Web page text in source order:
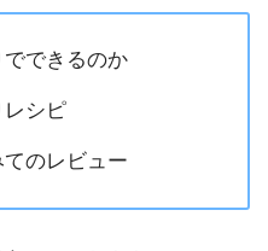
できるのか
レシピ
のレビュー